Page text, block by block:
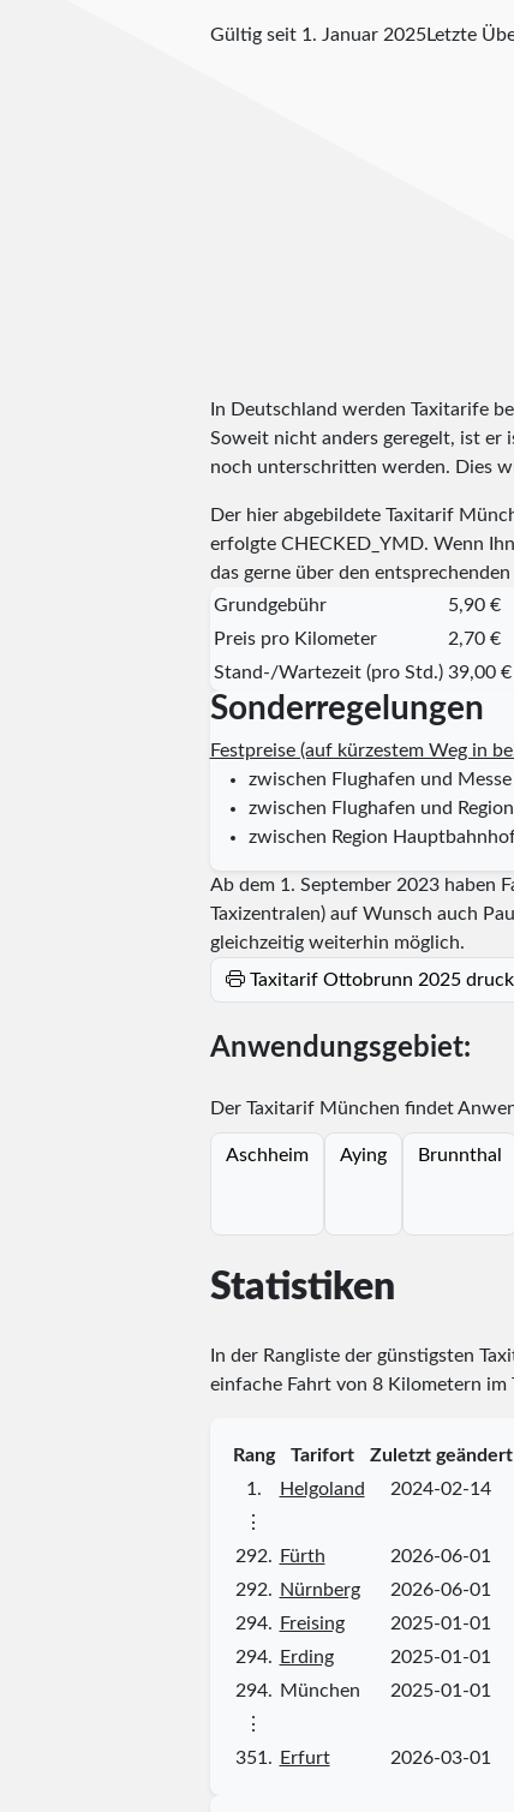
Gültig seit 1. Januar 2025Letzte
In Deutschland werden Taxitarife
Soweit nicht anders geregelt, ist er
noch unterschritten werden. Dies
Der hier abgebildete Taxitarif
erfolgte CHECKED_YMD. Wenn
das gerne über den
Grundgebühr
5,90 €
Preis pro Kilometer
2,70 €
Stand-/Wartezeit (pro Std.) 39,00 €
Sonderregelungen
Festpreise (auf kürzestem Weg in
zwischen Flughafen und
zwischen Flughafen und
zwischen Region
Ab dem 1. September 2023 haben
Taxizentralen) auf Wunsch auch
gleichzeitig weiterhin möglich.
Taxitarif Ottobrunn 2025
Anwendungsgebiet:
Der Taxitarif München findet
Aschheim Aying Brunnthal
Statistiken
In der Rangliste der günstigsten
einfache Fahrt von 8 Kilometern
Rang Tarifort Zuletzt geändert
1.
Helgoland 2024-02-14
⋮
292.
Fürth 2026-06-01
292. Nürnberg 2026-06-01
294.
Freising 2025-01-01
294.
Erding 2025-01-01
294. München 2025-01-01
⋮
351.
Erfurt 2026-03-01